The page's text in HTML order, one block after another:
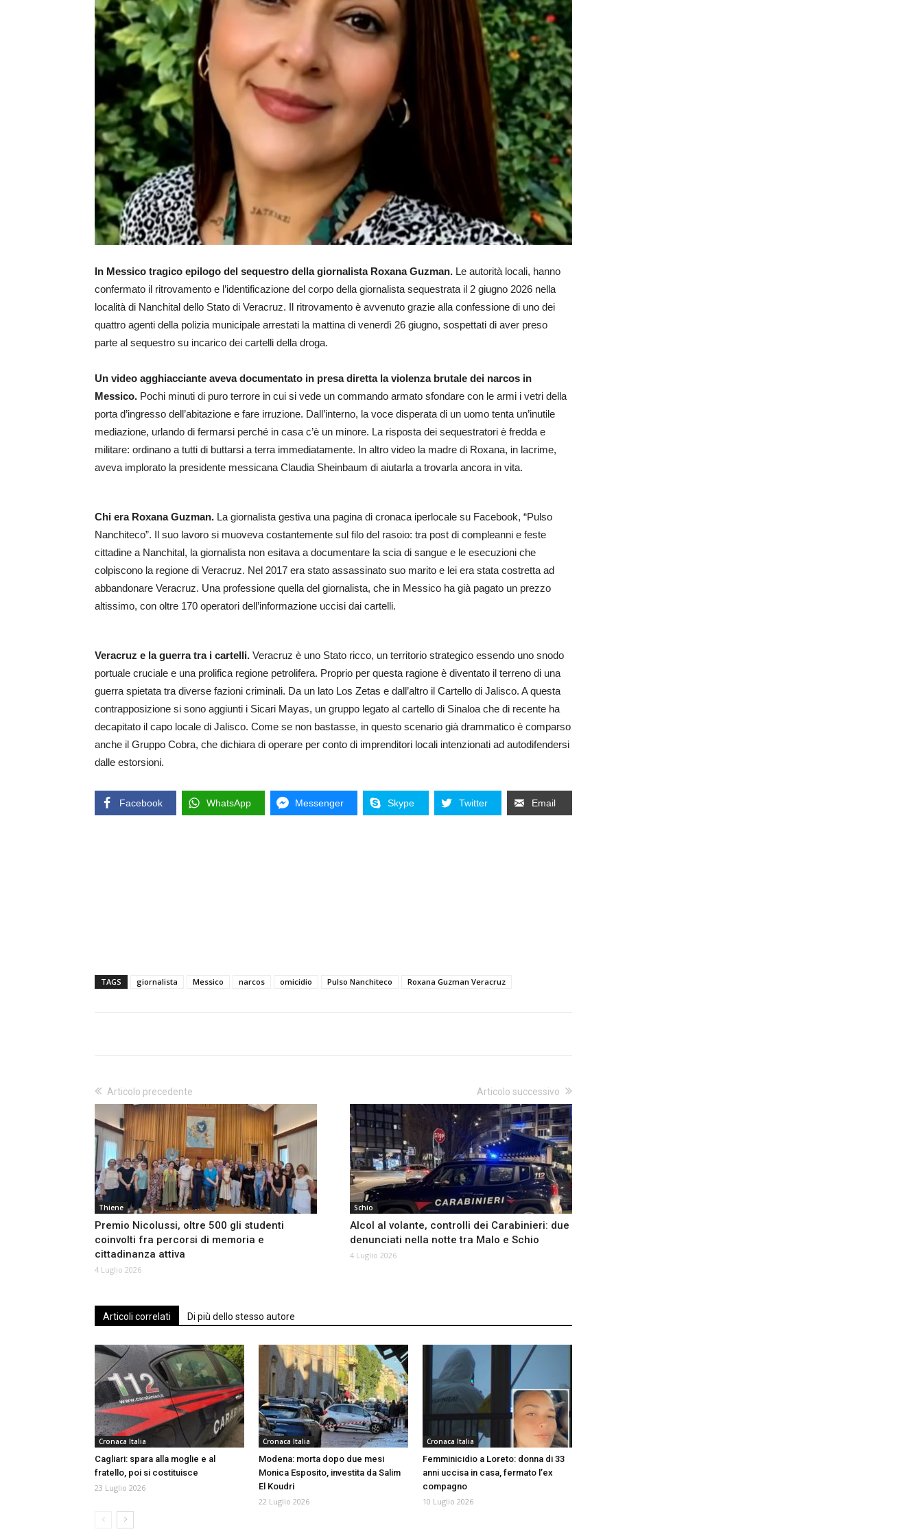
In Messico tragico epilogo del sequestro della giornalista Roxana Guzman. Le autorità locali, hanno
confermato il ritrovamento e l’identificazione del corpo della giornalista sequestrata il 2 giugno 2026 nella
località di Nanchital dello Stato di Veracruz. Il ritrovamento è avvenuto grazie alla confessione di uno dei
quattro agenti della polizia municipale arrestati la mattina di venerdì 26 giugno, sospettati di aver preso
parte al sequestro su incarico dei cartelli della droga.
Un video agghiacciante aveva documentato in presa diretta la violenza brutale dei narcos in
Messico. Pochi minuti di puro terrore in cui si vede un commando armato sfondare con le armi i vetri della
porta d’ingresso dell’abitazione e fare irruzione. Dall’interno, la voce disperata di un uomo tenta un’inutile
mediazione, urlando di fermarsi perché in casa c’è un minore. La risposta dei sequestratori è fredda e
militare: ordinano a tutti di buttarsi a terra immediatamente. In altro video la madre di Roxana, in lacrime,
aveva implorato la presidente messicana Claudia Sheinbaum di aiutarla a trovarla ancora in vita.
Chi era Roxana Guzman. La giornalista gestiva una pagina di cronaca iperlocale su Facebook, “Pulso
Nanchiteco”. Il suo lavoro si muoveva costantemente sul filo del rasoio: tra post di compleanni e feste
cittadine a Nanchital, la giornalista non esitava a documentare la scia di sangue e le esecuzioni che
colpiscono la regione di Veracruz. Nel 2017 era stato assassinato suo marito e lei era stata costretta ad
abbandonare Veracruz. Una professione quella del giornalista, che in Messico ha già pagato un prezzo
altissimo, con oltre 170 operatori dell’informazione uccisi dai cartelli.
Veracruz e la guerra tra i cartelli. Veracruz è uno Stato ricco, un territorio strategico essendo uno snodo
portuale cruciale e una prolifica regione petrolifera. Proprio per questa ragione è diventato il terreno di una
guerra spietata tra diverse fazioni criminali. Da un lato Los Zetas e dall’altro il Cartello di Jalisco. A questa
contrapposizione si sono aggiunti i Sicari Mayas, un gruppo legato al cartello di Sinaloa che di recente ha
decapitato il capo locale di Jalisco. Come se non bastasse, in questo scenario già drammatico è comparso
anche il Gruppo Cobra, che dichiara di operare per conto di imprenditori locali intenzionati ad autodifendersi
dalle estorsioni.
Facebook WhatsApp Messenger Skype Twitter Email
TAGS giornalista Messico narcos omicidio Pulso Nanchiteco Roxana Guzman Veracruz
Articolo precedente
Thiene
Premio Nicolussi, oltre 500 gli studenti
coinvolti fra percorsi di memoria e
cittadinanza attiva
4 Luglio 2026
Articolo successivo
Schio
Alcol al volante, controlli dei Carabinieri: due
denunciati nella notte tra Malo e Schio
4 Luglio 2026
Articoli correlati Di più dello stesso autore
Cronaca Italia
Cagliari: spara alla moglie e al
fratello, poi si costituisce
23 Luglio 2026
Cronaca Italia
Modena: morta dopo due mesi
Monica Esposito, investita da Salim
El Koudri
22 Luglio 2026
Cronaca Italia
Femminicidio a Loreto: donna di 33
anni uccisa in casa, fermato l’ex
compagno
10 Luglio 2026